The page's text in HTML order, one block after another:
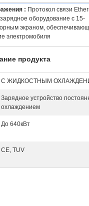
: Протокол связи
оборудование с 15-
экраном,
электромобиля
продукта
С ЖИДКОСТНЫМ
Зарядное устройство
охлаждением
До 640кВт
CE, TUV